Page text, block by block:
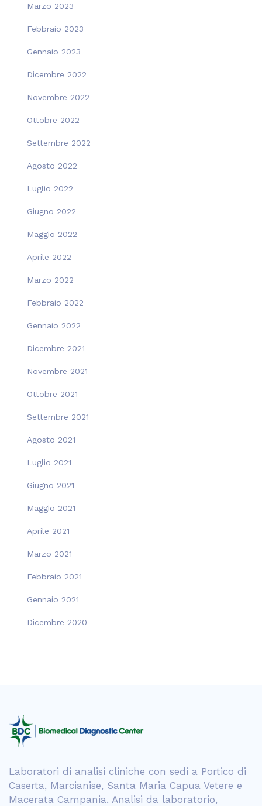
Marzo 2023
Febbraio 2023
Gennaio 2023
Dicembre 2022
Novembre 2022
Ottobre 2022
Settembre 2022
Agosto 2022
Luglio 2022
Giugno 2022
Maggio 2022
Aprile 2022
Marzo 2022
Febbraio 2022
Gennaio 2022
Dicembre 2021
Novembre 2021
Ottobre 2021
Settembre 2021
Agosto 2021
Luglio 2021
Giugno 2021
Maggio 2021
Aprile 2021
Marzo 2021
Febbraio 2021
Gennaio 2021
Dicembre 2020
Laboratori di analisi cliniche con sedi a Portico di
Caserta, Marcianise, Santa Maria Capua Vetere e
Macerata Campania. Analisi da laboratorio,